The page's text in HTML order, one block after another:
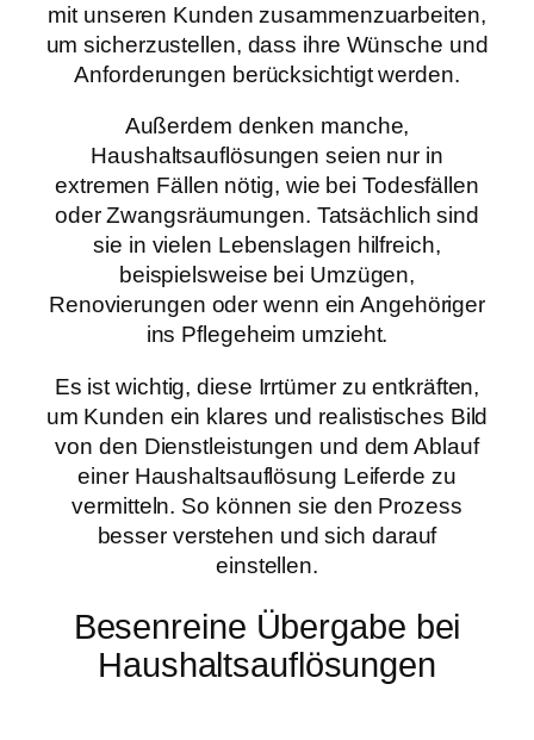
mit unseren Kunden zusammenzuarbeiten,
um sicherzustellen, dass ihre Wünsche und
Anforderungen berücksichtigt werden.
Außerdem denken manche,
Haushaltsauflösungen seien nur in
extremen Fällen nötig, wie bei Todesfällen
oder Zwangsräumungen. Tatsächlich sind
sie in vielen Lebenslagen hilfreich,
beispielsweise bei Umzügen,
Renovierungen oder wenn ein Angehöriger
ins Pflegeheim umzieht.
Es ist wichtig, diese Irrtümer zu entkräften,
um Kunden ein klares und realistisches Bild
von den Dienstleistungen und dem Ablauf
einer Haushaltsauflösung Leiferde zu
vermitteln. So können sie den Prozess
besser verstehen und sich darauf
einstellen.
Besenreine Übergabe bei
Haushaltsauflösungen